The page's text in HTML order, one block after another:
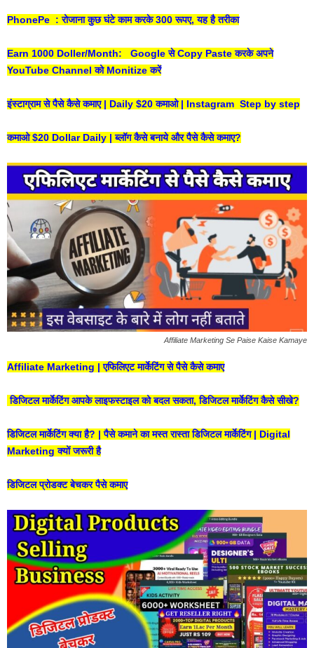
PhonePe : रोजाना कुछ घंटे काम करके 300 रूपए, यह है तरीका
Earn 1000 Doller/Month: Google से Copy Paste करके अपने
YouTube Channel को Monitize करें
इंस्टाग्राम से पैसे कैसे कमाए | Daily $20 कमाओ | Instagram Step by step
कमाओ $20 Dollar Daily | ब्लॉग कैसे बनाये और पैसे कैसे कमाए?
Affiliate Marketing Se Paise Kaise Kamaye
Affiliate Marketing | एफिलिएट मार्केटिंग से पैसे कैसे कमाए
डिजिटल मार्केटिंग आपके लाइफस्टाइल को बदल सकता, डिजिटल मार्केटिंग कैसे सीखे?
डिजिटल मार्केटिंग क्या है? | पैसे कमाने का मस्त रास्ता डिजिटल मार्केटिंग | Digital
Marketing क्यों जरूरी है
डिजिटल प्रोडक्ट बेचकर पैसे कमाए